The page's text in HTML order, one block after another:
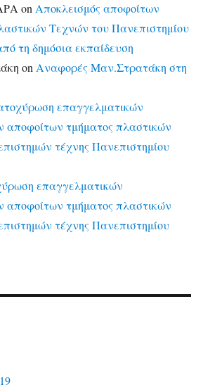
on Αποκλεισμός αποφοίτων
Τεχνών του Πανεπιστημίου
τη δημόσια εκπαίδευση
on Αναφορές Μαν.Στρατάκη στη
επαγγελματικών
αποφοίτων τμήματος πλαστικών
τέχνης Πανεπιστημίου
επαγγελματικών
αποφοίτων τμήματος πλαστικών
τέχνης Πανεπιστημίου